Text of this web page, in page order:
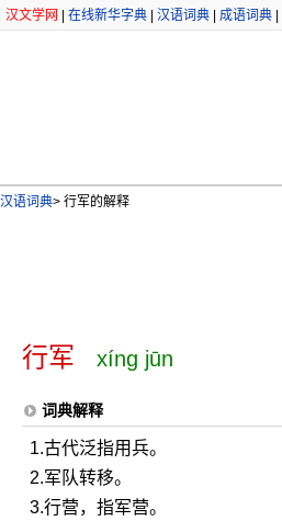
汉文学网 在线新华字典 汉语词典 成语词典
汉语词典> 行军的解释
行军 xíng jūn
词典解释
1.古代泛指用兵。
2.军队转移。
3.行营，指军营。